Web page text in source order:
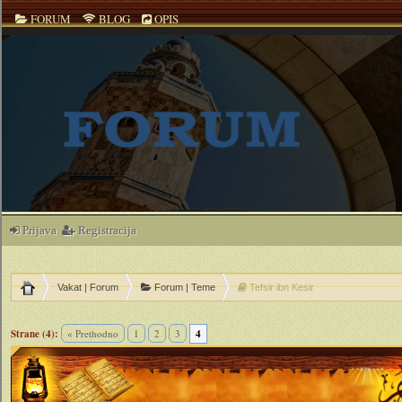
FORUM BLOG OPIS
Prijava Registracija
Vakat | Forum Forum | Teme Tefsir ibn Kesir
Strane (4): « Prethodno 1 2 3 4